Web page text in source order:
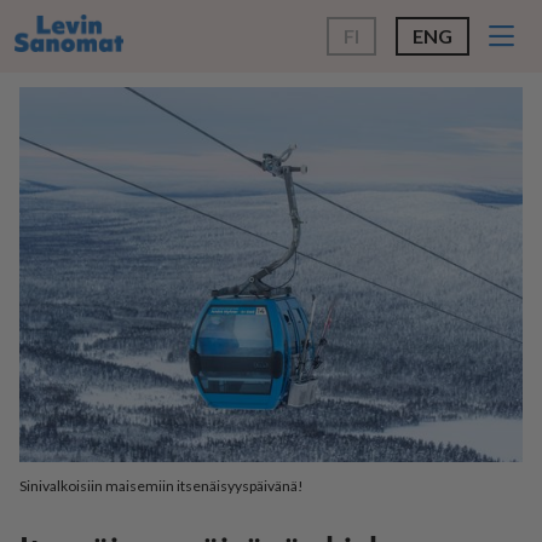
FI ENG
Sinivalkoisiin maisemiin itsenäisyyspäivänä!